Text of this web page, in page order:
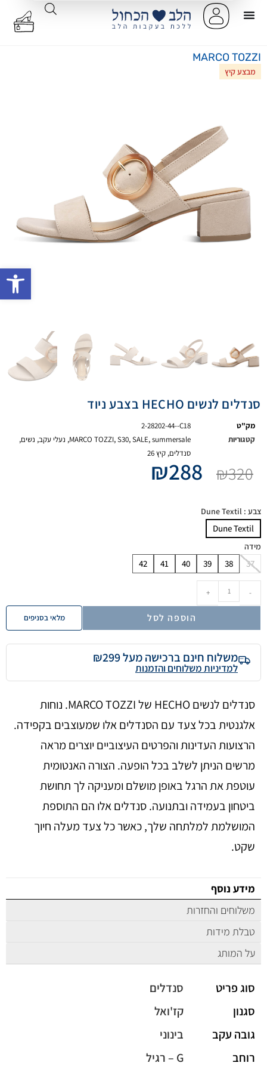
MARCO TOZZI
מבצע קיץ
סנדלים לנשים HECHO בצבע ניוד
מק"ט
2-28202-44--C18
קטגוריות
MARCO TOZZI,S30,SALE,summersale
, נעלי עקב, נשים,
סנדלים, קיץ 26
₪320
₪288
צבע : Dune Textil
Dune Textil
מידה
37
38
39
40
41
42
-
+
הוספה לסל מלאי בסניפים
משלוח חינם ברכישה מעל ₪299
למדיניות משלוחים והזמנות
סנדלים לנשים HECHO של MARCO TOZZI. נוחות
אלגנטית בכל צעד עם הסנדלים אלו שמעוצבים בקפידה.
הרצועות העדינות והפרטים העיצוביים יוצרים מראה
מרשים הניתן לשלב בכל הופעה. הצורה האנטומית
עוטפת את הרגל באופן מושלם ומעניקה לך תחושת
ביטחון בעמידה ובתנועה. סנדלים אלו הם התוספת
המושלמת למלתחה שלך, כאשר כל צעד מעלה חיוך
שקט.
מידע נוסף
משלוחים והחזרות
טבלת מידות
על המותג
סוג פריט
סנדלים
סגנון
קז'ואל
גובה עקב
בינוני
רוחב
G – רגיל